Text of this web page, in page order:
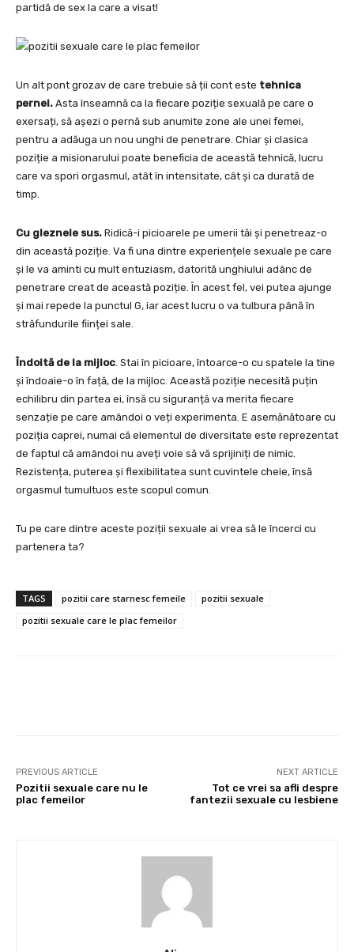
partidă de sex la care a visat!
Un alt pont grozav de care trebuie să ții cont este tehnica
pernei. Asta înseamnă ca la fiecare poziție sexuală pe care o
exersați, să așezi o pernă sub anumite zone ale unei femei,
pentru a adăuga un nou unghi de penetrare. Chiar și clasica
poziție a misionarului poate beneficia de această tehnică, lucru
care va spori orgasmul, atât în intensitate, cât și ca durată de
timp.
Cu gleznele sus. Ridică-i picioarele pe umerii tăi și penetreaz-o
din această poziție. Va fi una dintre experiențele sexuale pe care
și le va aminti cu mult entuziasm, datorită unghiului adânc de
penetrare creat de această poziție. În acest fel, vei putea ajunge
și mai repede la punctul G, iar acest lucru o va tulbura până în
străfundurile ființei sale.
Îndoită de la mijloc . Stai în picioare, întoarce-o cu spatele la tine
și îndoaie-o în față, de la mijloc. Această poziție necesită puțin
echilibru din partea ei, însă cu siguranță va merita fiecare
senzație pe care amândoi o veți experimenta. E asemănătoare cu
poziția caprei, numai că elementul de diversitate este reprezentat
de faptul că amândoi nu aveți voie să vă sprijiniți de nimic.
Rezistența, puterea și flexibilitatea sunt cuvintele cheie, însă
orgasmul tumultuos este scopul comun.
Tu pe care dintre aceste poziții sexuale ai vrea să le încerci cu
partenera ta?
TAGS pozitii care starnesc femeile
pozitii sexuale
pozitii sexuale care le plac femeilor
PREVIOUS ARTICLE
Pozitii sexuale care nu le
plac femeilor
NEXT ARTICLE
Tot ce vrei sa afli despre
fantezii sexuale cu lesbiene